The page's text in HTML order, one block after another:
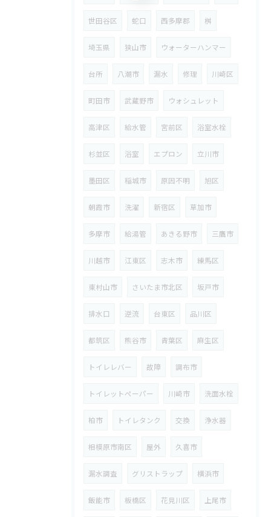
世田谷区 蛇口 西多摩郡 桝
埼玉県 狭山市 ウォーターハンマー
台所 八潮市 漏水 修理 川崎区
町田市 武蔵野市 ウォシュレット
高津区 給水管 宮前区 浴室水栓
杉並区 浴室 エプロン 立川市
墨田区 稲城市 原因不明 旭区
朝霞市 洗濯 新宿区 草加市
多摩市 給湯管 あきる野市 三鷹市
川越市 江東区 志木市 練馬区
東村山市 さいたま市北区 坂戸市
排水口 逆流 台東区 品川区
都筑区 熊谷市 青葉区 麻生区
トイレレバー 故障 調布市
トイレットペーパー 川崎市 洗面水栓
柏市 トイレタンク 交換 浄水器
相模原市南区 屋外 久喜市
漏水調査 グリストラップ 横浜市
飯能市 板橋区 花見川区 上尾市